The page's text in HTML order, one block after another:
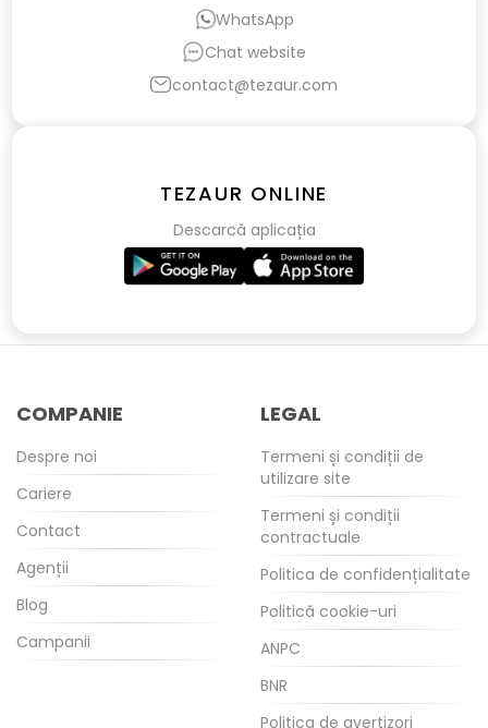
WhatsApp
Chat website
contact@tezaur.com
TEZAUR ONLINE
Descarcă aplicația
COMPANIE
Despre noi
Cariere
Contact
Agenții
Blog
Campanii
LEGAL
Termeni și condiții de
utilizare site
Termeni și condiții
contractuale
Politica de confidențialitate
Politică cookie-uri
ANPC
BNR
Politica de avertizori